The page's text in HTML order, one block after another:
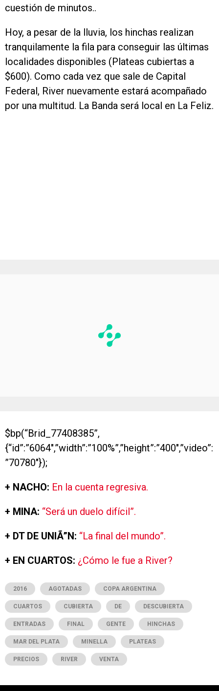
cuestión de minutos..
Hoy, a pesar de la lluvia, los hinchas realizan
tranquilamente la fila para conseguir las últimas
localidades disponibles (Plateas cubiertas a
$600). Como cada vez que sale de Capital
Federal, River nuevamente estará acompañado
por una multitud. La Banda será local en La Feliz.
$bp(“Brid_77408385”,
{“id”:”6064″,”width”:”100%”,”height”:”400″,”video”:
”70780″});
+ NACHO: En la cuenta regresiva.
+ MINA: “Será un duelo difícil”.
+ DT DE UNIÃ”N: “La final del mundo”.
+ EN CUARTOS: ¿Cómo le fue a River?
2016 AGOTADAS COPA ARGENTINA
CUARTOS CUBIERTA DE DESCUBIERTA
ENTRADAS FINAL GENTE HINCHAS
MAR DEL PLATA MINELLA PLATEAS
PRECIOS RIVER VENTA